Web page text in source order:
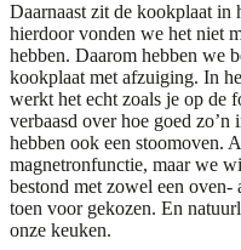
Daarnaast zit de kookplaat in
hierdoor vonden we het niet
hebben. Daarom hebben we
kookplaat met afzuiging. In
werkt het echt zoals je op de
verbaasd over hoe goed
hebben ook een stoomoven.
magnetronfunctie, maar we
bestond met zowel een
toen voor gekozen. En
onze keuken.